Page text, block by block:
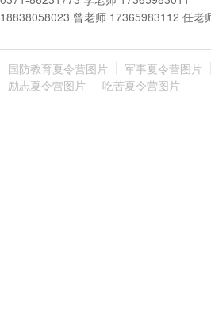
18838058023 曾老师 17365983112 任老
国防教育夏令营图片 军事夏令营图片
励志夏令营图片
吃苦夏令营图片